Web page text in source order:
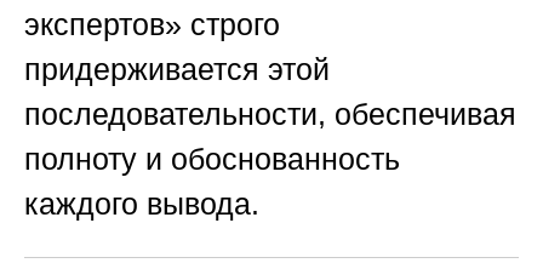
экспертов» строго
придерживается этой
последовательности, обеспечивая
полноту и обоснованность
каждого вывода.